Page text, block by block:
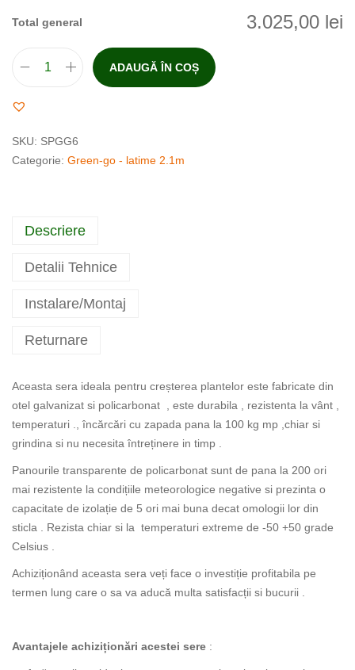
Total general 3.025,00 lei
ADAUGĂ ÎN COȘ
SKU: SPGG6
Categorie: Green-go - latime 2.1m
Descriere
Detalii Tehnice
Instalare/Montaj
Returnare
Aceasta sera ideala pentru creșterea plantelor este fabricate din
otel galvanizat si policarbonat , este durabila , rezistenta la vânt ,
temperaturi ., încărcări cu zapada pana la 100 kg mp ,chiar si
grindina si nu necesita întreținere in timp .
Panourile transparente de policarbonat sunt de pana la 200 ori
mai rezistente la condițiile meteorologice negative si prezinta o
capacitate de izolație de 5 ori mai buna decat omologii lor din
sticla . Rezista chiar si la temperaturi extreme de -50 +50 grade
Celsius .
Achiziționând aceasta sera veți face o investiție profitabila pe
termen lung care o sa va aducă multa satisfacții si bucurii .
Avantajele achiziționări acestei sere :